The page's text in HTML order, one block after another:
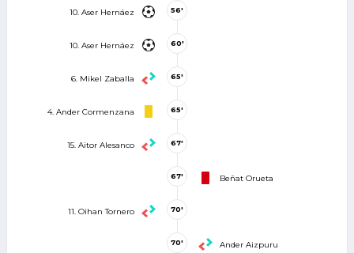
10. Aser Hernáez 56'
10. Aser Hernáez 60'
6. Mikel Zaballa 65'
4. Ander Cormenzana 65'
15. Aitor Alesanco 67'
Beñat Orueta
67'
11. Oihan Tornero 70'
Ander Aizpuru
70'